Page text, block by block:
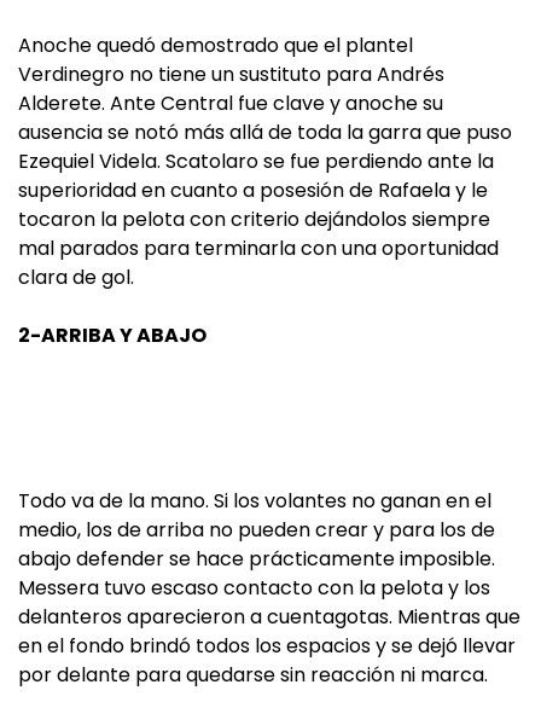
Anoche quedó demostrado que el plantel
Verdinegro no tiene un sustituto para Andrés
Alderete. Ante Central fue clave y anoche su
ausencia se notó más allá de toda la garra que puso
Ezequiel Videla. Scatolaro se fue perdiendo ante la
superioridad en cuanto a posesión de Rafaela y le
tocaron la pelota con criterio dejándolos siempre
mal parados para terminarla con una oportunidad
clara de gol.
2-ARRIBA Y ABAJO
Todo va de la mano. Si los volantes no ganan en el
medio, los de arriba no pueden crear y para los de
abajo defender se hace prácticamente imposible.
Messera tuvo escaso contacto con la pelota y los
delanteros aparecieron a cuentagotas. Mientras que
en el fondo brindó todos los espacios y se dejó llevar
por delante para quedarse sin reacción ni marca.